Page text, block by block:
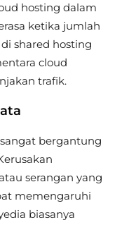
hosting dalam
ketika jumlah
shared hosting
cloud
trafik.
bergantung
serangan yang
memengaruhi
biasanya